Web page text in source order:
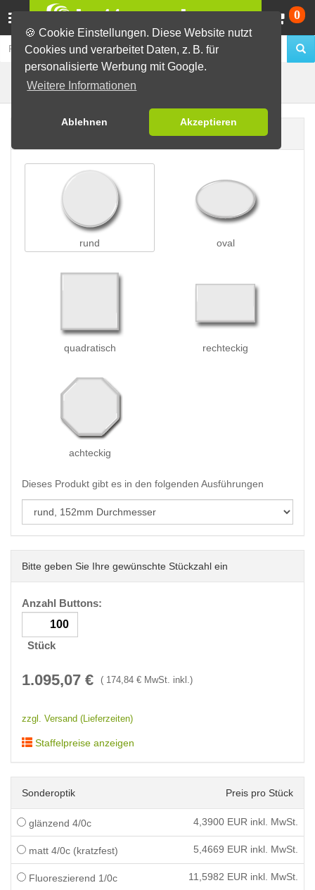
🍪 Cookie Einstellungen. Diese Website nutzt
Cookies und verarbeitet Daten, z. B. für
personalisierte Werbung mit Google.
Weitere Informationen
Ablehnen Akzeptieren
0
Buttons erstellen Nadelbuttons
rund oval
quadratisch rechteckig
achteckig
Dieses Produkt gibt es in den folgenden Ausführungen
Bitte geben Sie Ihre gewünschte Stückzahl ein
Anzahl Buttons:
Stück
1.095,07 € ( 174,84 € MwSt. inkl.)
zzgl. Versand (Lieferzeiten)
Staffelpreise anzeigen
Sonderoptik Preis pro Stück
glänzend 4/0c 4,3900 EUR inkl. MwSt.
matt 4/0c (kratzfest) 5,4669 EUR inkl. MwSt.
Fluoreszierend 1/0c 11,5982 EUR inkl. MwSt.